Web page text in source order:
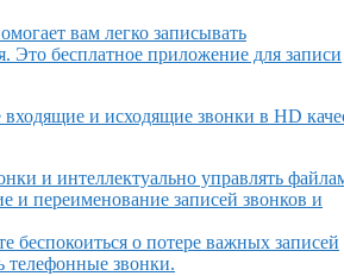
вам легко записывать
Это бесплатное приложение для записи
и исходящие звонки в HD
и интеллектуально управлять
и переименование записей звонков и
о потере важных записей
телефонные звонки.